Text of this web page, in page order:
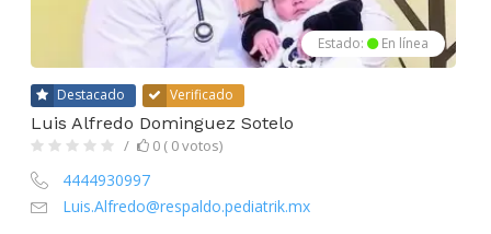
Estado: En línea
Destacado Verificado
Luis Alfredo Dominguez Sotelo
0 ( 0 votos)
4444930997
Luis.Alfredo@respaldo.pediatrik.mx